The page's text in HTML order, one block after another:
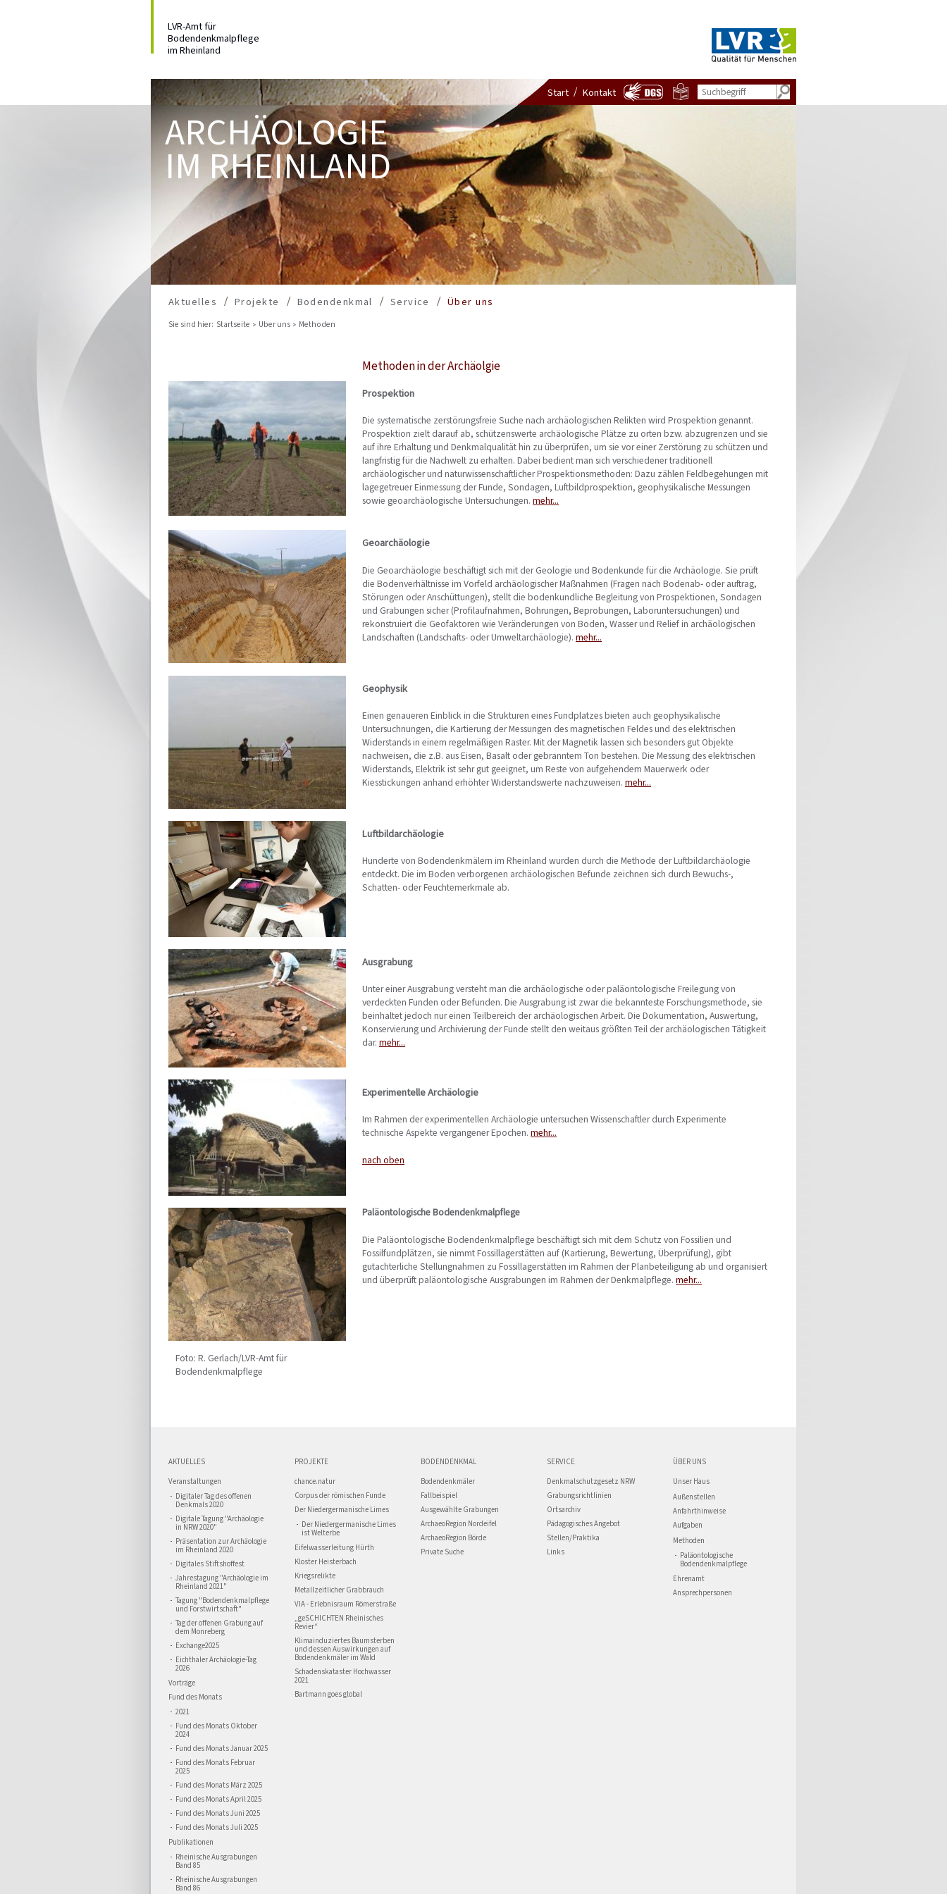
LVR-Amt für
Bodendenkmalpflege
im Rheinland
Start Kontakt
ARCHÄOLOGIE
IM RHEINLAND
Aktuelles Projekte Bodendenkmal Service Über uns
Sie sind hier: Startseite Über uns Methoden
Methoden in der Archäolgie
Prospektion
Die systematische zerstörungsfreie Suche nach archäologischen Relikten wird Prospektion genannt.
Prospektion zielt darauf ab, schützenswerte archäologische Plätze zu orten bzw. abzugrenzen und sie
auf ihre Erhaltung und Denkmalqualität hin zu überprüfen, um sie vor einer Zerstörung zu schützen und
langfristig für die Nachwelt zu erhalten. Dabei bedient man sich verschiedener traditionell
archäologischer und naturwissenschaftlicher Prospektionsmethoden: Dazu zählen Feldbegehungen mit
lagegetreuer Einmessung der Funde, Sondagen, Luftbildprospektion, geophysikalische Messungen
sowie geoarchäologische Untersuchungen. mehr...
Geoarchäologie
Die Geoarchäologie beschäftigt sich mit der Geologie und Bodenkunde für die Archäologie. Sie prüft
die Bodenverhältnisse im Vorfeld archäologischer Maßnahmen (Fragen nach Bodenab- oder auftrag,
Störungen oder Anschüttungen), stellt die bodenkundliche Begleitung von Prospektionen, Sondagen
und Grabungen sicher (Profilaufnahmen, Bohrungen, Beprobungen, Laboruntersuchungen) und
rekonstruiert die Geofaktoren wie Veränderungen von Boden, Wasser und Relief in archäologischen
Landschaften (Landschafts- oder Umweltarchäologie). mehr...
Geophysik
Einen genaueren Einblick in die Strukturen eines Fundplatzes bieten auch geophysikalische
Untersuchnungen, die Kartierung der Messungen des magnetischen Feldes und des elektrischen
Widerstands in einem regelmäßigen Raster. Mit der Magnetik lassen sich besonders gut Objekte
nachweisen, die z.B. aus Eisen, Basalt oder gebranntem Ton bestehen. Die Messung des elektrischen
Widerstands, Elektrik ist sehr gut geeignet, um Reste von aufgehendem Mauerwerk oder
Kiesstickungen anhand erhöhter Widerstandswerte nachzuweisen. mehr...
Luftbildarchäologie
Hunderte von Bodendenkmälern im Rheinland wurden durch die Methode der Luftbildarchäologie
entdeckt. Die im Boden verborgenen archäologischen Befunde zeichnen sich durch Bewuchs-,
Schatten- oder Feuchtemerkmale ab.
Ausgrabung
Unter einer Ausgrabung versteht man die archäologische oder paläontologische Freilegung von
verdeckten Funden oder Befunden. Die Ausgrabung ist zwar die bekannteste Forschungsmethode, sie
beinhaltet jedoch nur einen Teilbereich der archäologischen Arbeit. Die Dokumentation, Auswertung,
Konservierung und Archivierung der Funde stellt den weitaus größten Teil der archäologischen Tätigkeit
dar. mehr...
Experimentelle Archäologie
Im Rahmen der experimentellen Archäologie untersuchen Wissenschaftler durch Experimente
technische Aspekte vergangener Epochen. mehr...
nach oben
Foto: R. Gerlach/LVR-Amt für
Bodendenkmalpflege
Paläontologische Bodendenkmalpflege
Die Paläontologische Bodendenkmalpflege beschäftigt sich mit dem Schutz von Fossilien und
Fossilfundplätzen, sie nimmt Fossillagerstätten auf (Kartierung, Bewertung, Überprüfung), gibt
gutachterliche Stellungnahmen zu Fossillagerstätten im Rahmen der Planbeteiligung ab und organisiert
und überprüft paläontologische Ausgrabungen im Rahmen der Denkmalpflege. mehr...
AKTUELLES
Veranstaltungen
Digitaler Tag des offenen
Denkmals 2020
Digitale Tagung "Archäologie
in NRW 2020"
Präsentation zur Archäologie
im Rheinland 2020
Digitales Stiftshoffest
Jahrestagung "Archäologie im
Rheinland 2021"
Tagung "Bodendenkmalpflege
und Forstwirtschaft"
Tag der offenen Grabung auf
dem Monreberg
Exchange2025
Eichthaler Archäologie-Tag
2026
Vorträge
Fund des Monats
2021
Fund des Monats Oktober
2024
Fund des Monats Januar 2025
Fund des Monats Februar
2025
Fund des Monats März 2025
Fund des Monats April 2025
Fund des Monats Juni 2025
Fund des Monats Juli 2025
Publikationen
Rheinische Ausgrabungen
Band 85
Rheinische Ausgrabungen
Band 86
PROJEKTE
chance.natur
Corpus der römischen Funde
Der Niedergermanische Limes
Der Niedergermanische Limes
ist Welterbe
Eifelwasserleitung Hürth
Kloster Heisterbach
Kriegsrelikte
Metallzeitlicher Grabbrauch
VIA - Erlebnisraum Römerstraße
„geSCHICHTEN Rheinisches
Revier“
Klimainduziertes Baumsterben
und dessen Auswirkungen auf
Bodendenkmäler im Wald
Schadenskataster Hochwasser
2021
Bartmann goes global
BODENDENKMAL
Bodendenkmäler
Fallbeispiel
Ausgewählte Grabungen
ArchaeoRegion Nordeifel
ArchaeoRegion Börde
Private Suche
SERVICE
Denkmalschutzgesetz NRW
Grabungsrichtlinien
Ortsarchiv
Pädagogisches Angebot
Stellen/Praktika
Links
ÜBER UNS
Unser Haus
Außenstellen
Anfahrthinweise
Aufgaben
Methoden
Paläontologische
Bodendenkmalpflege
Ehrenamt
Ansprechpersonen